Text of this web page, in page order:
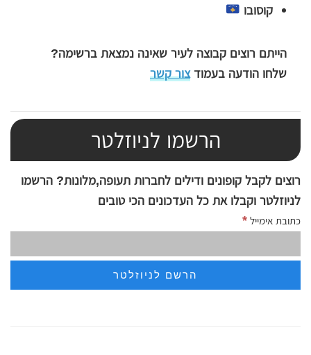
קוסובו
הייתם רוצים קבוצה לעיר שאינה נמצאת ברשימה?
שלחו הודעה בעמודצור קשר
הרשמו לניוזלטר
רוצים לקבל קופונים ודילים לחברות תעופה,מלונות? הרשמו
לניוזלטר וקבלו את כל העדכונים הכי טובים
כתובת אימייל *